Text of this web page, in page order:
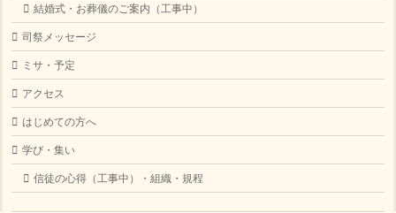
結婚式・お葬儀のご案内（工事中）
司祭メッセージ
ミサ・予定
アクセス
はじめての方へ
学び・集い
信徒の心得（工事中）・組織・規程